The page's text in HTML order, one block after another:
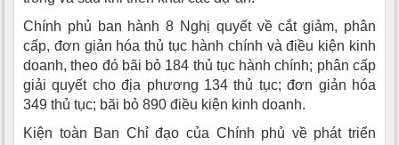
Chính phủ ban hành 8 Nghị quyết về cắt giảm, phân
cấp, đơn giản hóa thủ tục hành chính và điều kiện kinh
doanh, theo đó bãi bỏ 184 thủ tục hành chính; phân cấp
giải quyết cho địa phương 134 thủ tục; đơn giản hóa
349 thủ tục; bãi bỏ 890 điều kiện kinh doanh.
Kiện toàn Ban Chỉ đạo của Chính phủ về phát triển